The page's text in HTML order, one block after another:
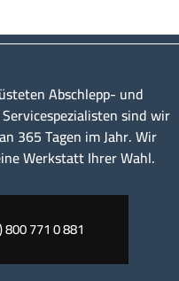
Abschlepp- und
sind wir
365 Tagen im Jahr. Wir
Werkstatt Ihrer Wahl.
771 0 881